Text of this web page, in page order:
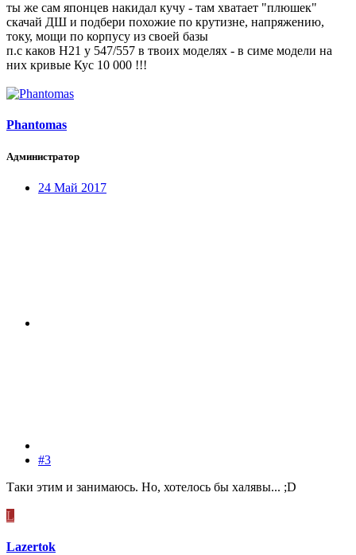
ты же сам японцев накидал кучу - там хватает "плюшек"
скачай ДШ и подбери похожие по крутизне, напряжению,
току, мощи по корпусу из своей базы
п.с каков Н21 у 547/557 в твоих моделях - в симе модели на
них кривые Кус 10 000 !!!
Phantomas
Администратор
24 Май 2017
#3
Таки этим и занимаюсь. Но, хотелось бы халявы... ;D
L
Lazertok